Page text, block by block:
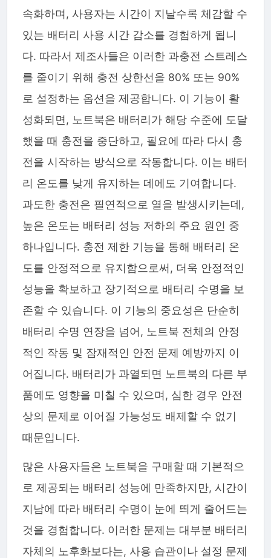
속화하며, 사용자는 시간이 지날수록 체감할 수
있는 배터리 사용 시간 감소를 경험하게 됩니
다. 따라서 제조사들은 이러한 과충전 스트레스
를 줄이기 위해 충전 상한선을 80% 또는 90%
로 설정하는 옵션을 제공합니다. 이 기능이 활
성화되면, 노트북은 배터리가 해당 수준에 도달
했을 때 충전을 중단하고, 필요에 따라 다시 충
전을 시작하는 방식으로 작동합니다. 이는 배터
리 온도를 낮게 유지하는 데에도 기여합니다.
과도한 충전은 필연적으로 열을 발생시키는데,
높은 온도는 배터리 성능 저하의 주요 원인 중
하나입니다. 충전 제한 기능을 통해 배터리 온
도를 안정적으로 유지함으로써, 더욱 안정적인
성능을 확보하고 장기적으로 배터리 수명을 보
존할 수 있습니다. 이 기능의 중요성은 단순히
배터리 수명 연장을 넘어, 노트북 전체의 안정
적인 작동 및 잠재적인 안전 문제 예방까지 이
어집니다. 배터리가 과열되면 노트북의 다른 부
품에도 영향을 미칠 수 있으며, 심한 경우 안전
상의 문제로 이어질 가능성도 배제할 수 없기
때문입니다.
많은 사용자들은 노트북을 구매할 때 기본적으
로 제공되는 배터리 성능에 만족하지만, 시간이
지남에 따라 배터리 수명이 눈에 띄게 줄어드는
것을 경험합니다. 이러한 문제는 대부분 배터리
자체의 노후화보다는, 사용 습관이나 설정 문제